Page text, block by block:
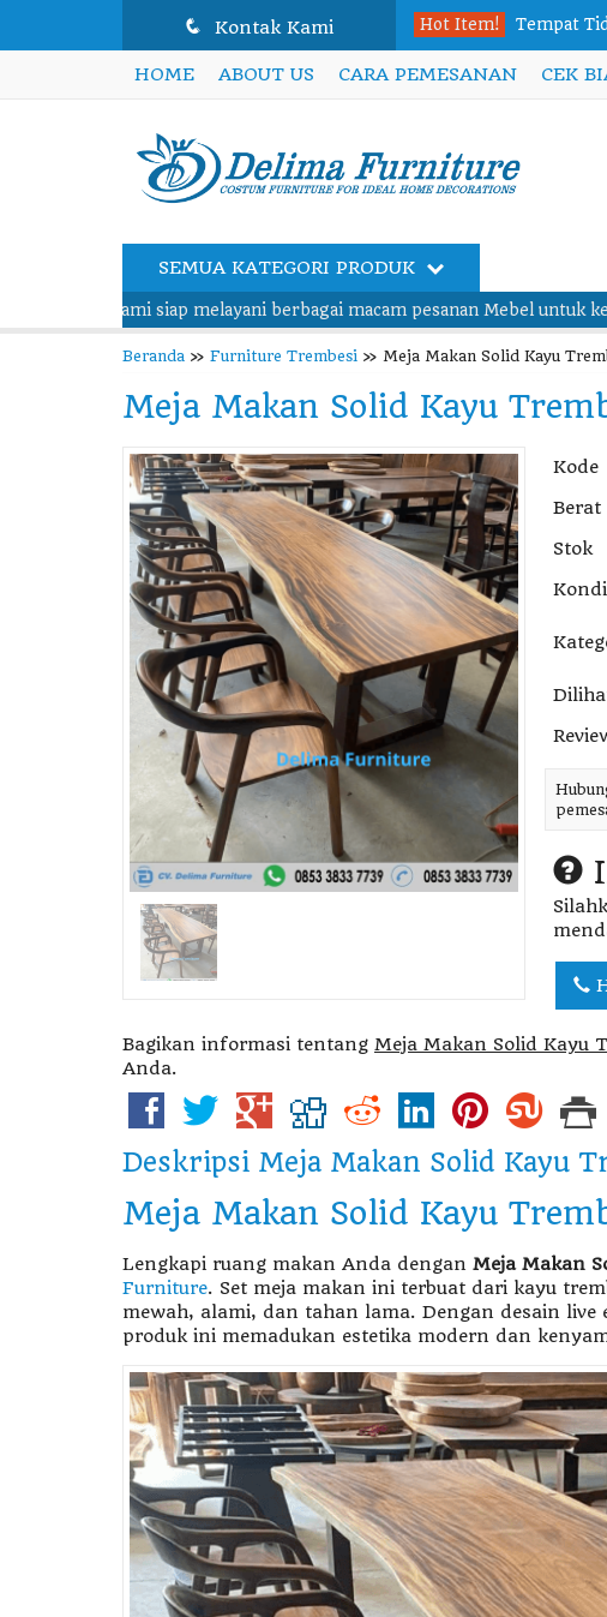
q Kontak Kami Hot Item! Ranjang
Kursi Cafe
Set
Tempat
HOME ABOUT US CARA PEMESANAN CEK
SEMUA KATEGORI PRODUK
siap melayani berbagai macam pesanan Mebel untuk kebutuhan
Beranda » Furniture Trembesi » Meja Makan Solid Kayu
Meja Makan Solid Kayu
Kode
Berat
Stok
Bagikan informasi tentang Meja Makan Solid Kayu
Anda.
Deskripsi Meja Makan Solid Kayu
Meja Makan Solid Kayu
Lengkapi ruang makan Anda dengan Meja Makan
Furniture. Set meja makan ini terbuat dari kayu
mewah, alami, dan tahan lama. Dengan desain
produk ini memadukan estetika modern dan
Set Meja Makan
Bulat Kursi 7 M....
*Harga Hubungi
CS